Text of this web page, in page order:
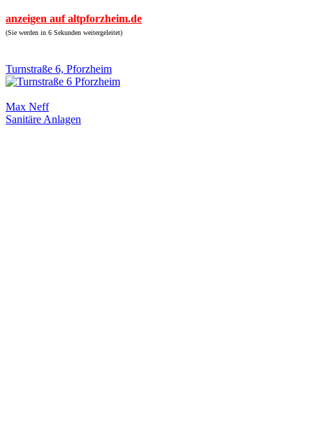
anzeigen auf altpforzheim.de
(Sie werden in 6 Sekunden weitergeleitet)
Turnstraße 6, Pforzheim
Max Neff
Sanitäre Anlagen